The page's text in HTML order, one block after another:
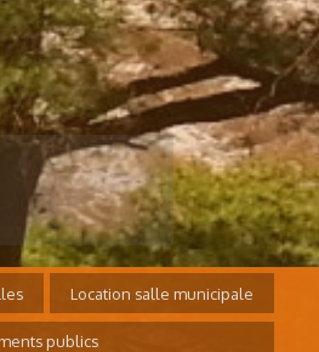
Location salle municipale
publics